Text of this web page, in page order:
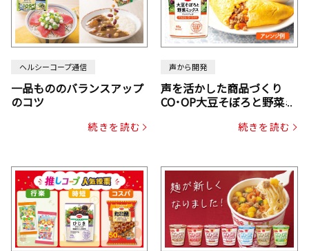
ヘルシーコープ通信
一品もののバランスアップ
のコツ
続きを読む
声から開発
声を活かした商品づくり
CO･OP大豆そぼろと野菜ミ
じん・コーン入り）続きを読む